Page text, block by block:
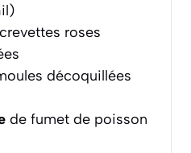
roses
décoquillées
de fumet de poisson